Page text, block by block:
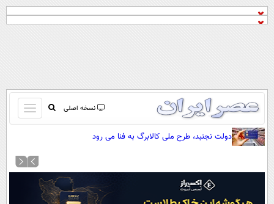
نسخه اصلی
باز
و
کردن
منو
صفحه اول
نظرسنجی
دولت نجنبد، طرح ملی کالابرگ به فنا می رود